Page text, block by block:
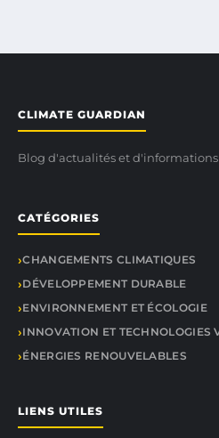
CLIMATE GUARDIAN
Blog d'actualités et d'informations
CATÉGORIES
CHANGEMENTS CLIMATIQUES
DÉVELOPPEMENT DURABLE
ENVIRONNEMENT ET ÉCOLOGIE
INNOVATION ET TECHNOLOGIES
ÉNERGIES RENOUVELABLES
LIENS UTILES